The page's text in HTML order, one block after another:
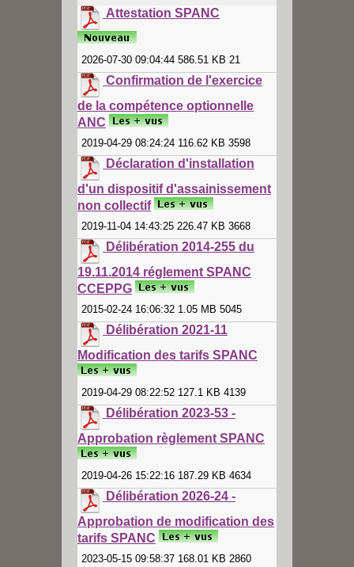
Attestation SPANC
2026-07-30 09:04:44 586.51 KB 21
Confirmation de l'exercice
de la compétence optionnelle
ANC
2019-04-29 08:24:24 116.62 KB 3598
Déclaration d'installation
d'un dispositif d'assainissement
non collectif
2019-11-04 14:43:25 226.47 KB 3668
Délibération 2014-255 du
19.11.2014 réglement SPANC
CCEPPG
2015-02-24 16:06:32 1.05 MB 5045
Délibération 2021-11
Modification des tarifs SPANC
2019-04-29 08:22:52 127.1 KB 4139
Délibération 2023-53 -
Approbation règlement SPANC
2019-04-26 15:22:16 187.29 KB 4634
Délibération 2026-24 -
Approbation de modification des
tarifs SPANC
2023-05-15 09:58:37 168.01 KB 2860